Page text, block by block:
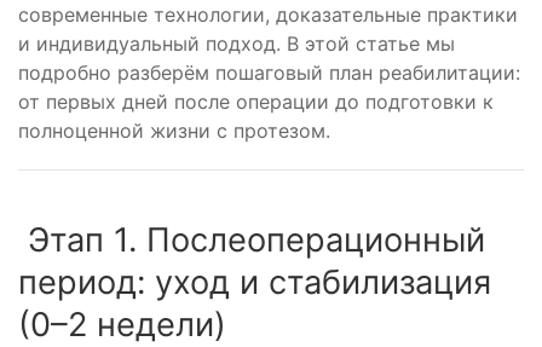
современные технологии, доказательные практики
и индивидуальный подход. В этой статье мы
подробно разберём пошаговый план реабилитации:
от первых дней после операции до подготовки к
полноценной жизни с протезом.
Этап 1. Послеоперационный
период: уход и стабилизация
(0–2 недели)